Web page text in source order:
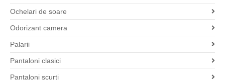
Ochelari de soare
Odorizant camera
Palarii
Pantaloni clasici
Pantaloni scurti